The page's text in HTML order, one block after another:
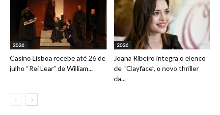
2026
Casino Lisboa recebe até 26 de
julho “Rei Lear” de William...
2026
Joana Ribeiro integra o elenco
de “Clayface”, o novo thriller
da...